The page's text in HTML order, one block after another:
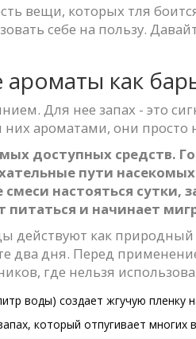
вещи, которых тля
себе на пользу.
ароматы как
Для нее запах - это
ароматами, они просто
доступных средств.
пути
настояться
питаться и начинает
действуют как
два дня. Перед
где нельзя
воды) создает жгучую пленку
который отпугивает многих